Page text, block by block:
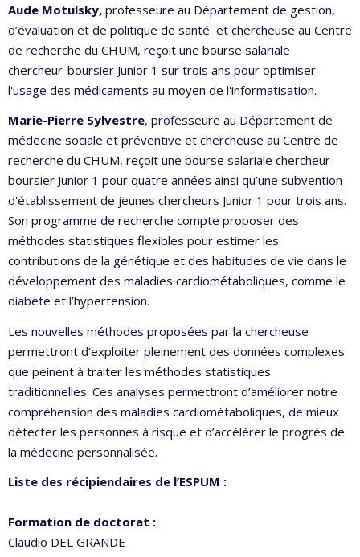
Aude Motulsky, professeure au Département de gestion,
d’évaluation et de politique de santé et chercheuse au Centre
de recherche du CHUM, reçoit une bourse salariale
chercheur-boursier Junior 1 sur trois ans pour optimiser
l'usage des médicaments au moyen de l'informatisation.
Marie-Pierre Sylvestre, professeure au Département de
médecine sociale et préventive et chercheuse au Centre de
recherche du CHUM, reçoit une bourse salariale chercheur-
boursier Junior 1 pour quatre années ainsi qu’une subvention
d'établissement de jeunes chercheurs Junior 1 pour trois ans.
Son programme de recherche compte proposer des
méthodes statistiques flexibles pour estimer les
contributions de la génétique et des habitudes de vie dans le
développement des maladies cardiométaboliques, comme le
diabète et l’hypertension.
Les nouvelles méthodes proposées par la chercheuse
permettront d’exploiter pleinement des données complexes
que peinent à traiter les méthodes statistiques
traditionnelles. Ces analyses permettront d’améliorer notre
compréhension des maladies cardiométaboliques, de mieux
détecter les personnes à risque et d’accélérer le progrès de
la médecine personnalisée.
Liste des récipiendaires de l’ESPUM :
Formation de doctorat :
Claudio DEL GRANDE